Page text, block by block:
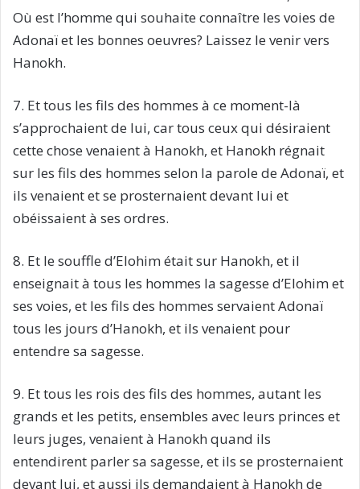
Où est l’homme qui souhaite connaître les voies de
Adonaï et les bonnes oeuvres? Laissez le venir vers
Hanokh.
7. Et tous les fils des hommes à ce moment-là
s’approchaient de lui, car tous ceux qui désiraient
cette chose venaient à Hanokh, et Hanokh régnait
sur les fils des hommes selon la parole de Adonaï, et
ils venaient et se prosternaient devant lui et
obéissaient à ses ordres.
8. Et le souffle d’Elohim était sur Hanokh, et il
enseignait à tous les hommes la sagesse d’Elohim et
ses voies, et les fils des hommes servaient Adonaï
tous les jours d’Hanokh, et ils venaient pour
entendre sa sagesse.
9. Et tous les rois des fils des hommes, autant les
grands et les petits, ensembles avec leurs princes et
leurs juges, venaient à Hanokh quand ils
entendirent parler sa sagesse, et ils se prosternaient
devant lui, et aussi ils demandaient à Hanokh de